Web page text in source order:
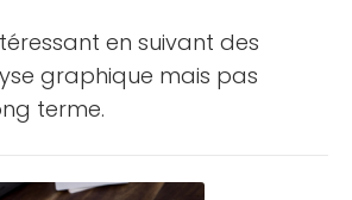
en suivant des
graphique mais pas
terme.